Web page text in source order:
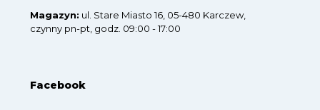
Magazyn: ul. Stare Miasto 16, 05-480 Karczew,
czynny pn-pt, godz. 09:00 - 17:00
Facebook